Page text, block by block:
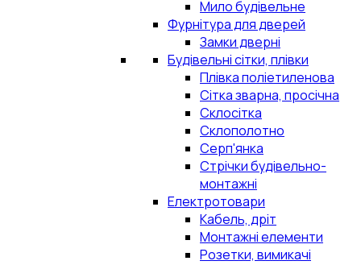
Мило будівельне
Фурнітура для дверей
Замки дверні
Будівельні сітки, плівки
Плівка поліетиленова
Сітка зварна, просічна
Склосітка
Склополотно
Серп'янка
Стрічки будівельно-
монтажні
Електротовари
Кабель, дріт
Монтажні елементи
Розетки, вимикачі